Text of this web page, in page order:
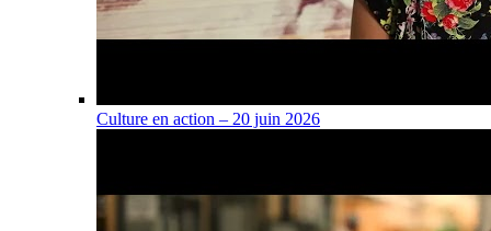
Culture en action – 20 juin 2026